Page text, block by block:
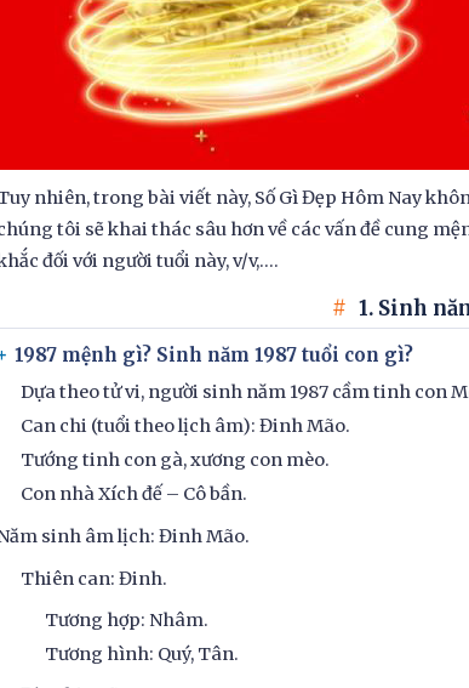
nhiên, trong bài viết này, Số Gì Đẹp Hôm Nay
tôi sẽ khai thác sâu hơn về các vấn đề cung
đối với người tuổi này, v/v,….
1. Sinh
1987 mệnh gì? Sinh năm 1987 tuổi con gì?
Dựa theo tử vi, người sinh năm 1987 cầm tinh con
Can chi (tuổi theo lịch âm): Đinh Mão.
Tướng tinh con gà, xương con mèo.
Con nhà Xích đế – Cô bần.
sinh âm lịch: Đinh Mão.
Thiên can: Đinh.
Tương hợp: Nhâm.
Tương hình: Quý, Tân.